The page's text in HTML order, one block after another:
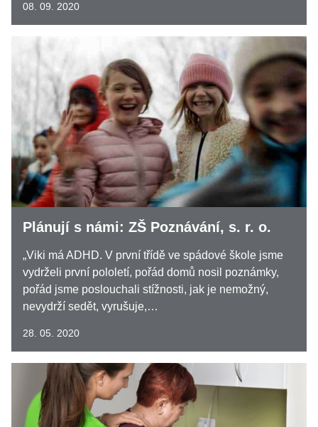
08. 09. 2020
Plánují s námi: ZŠ Poznávání, s. r. o.
„Viki má ADHD. V první třídě ve spádové škole jsme
vydrželi první pololetí, pořád domů nosil poznámky,
pořád jsme poslouchali stížnosti, jak je nemožný,
nevydrží sedět, vyrušuje,…
28. 05. 2020